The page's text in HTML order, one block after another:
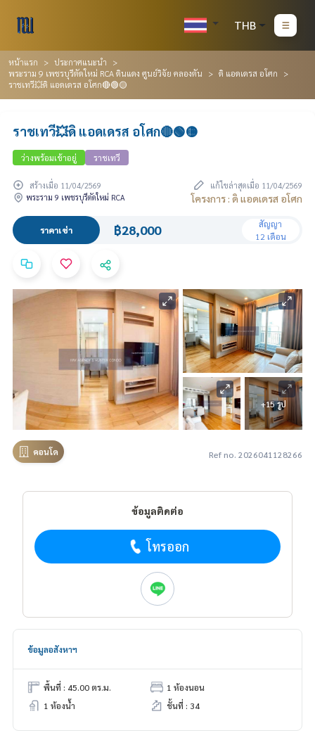
THB
หน้าแรก
ประกาศแนะนำ
พระราม 9 เพชรบุรีตัดใหม่ RCA ดินแดง ศูนย์วิจัย คลองตัน
ดิ แอดเดรส อโศก
ราชเทวี💥ดิ แอดเดรส อโศก🔴🟢🟡
ราชเทวี💥ดิ แอดเดรส อโศก🔴🟢🟡
ว่างพร้อมเข้าอยู่ ราชเทวี
สร้างเมื่อ 11/04/2569
แก้ไขล่าสุดเมื่อ 11/04/2569
พระราม 9 เพชรบุรีตัดใหม่ RCA
โครงการ : ดิ แอดเดรส อโศก
ราคาเช่า ฿28,000
สัญญา
12 เดือน
+15 รูป
คอนโด Ref no. 2026041128266
ข้อมูลติดต่อ
โทรออก
ข้อมูลอสังหาฯ
พื้นที่ : 45.00 ตร.ม.
1 ห้องนอน
1 ห้องน้ำ
ชั้นที่ : 34